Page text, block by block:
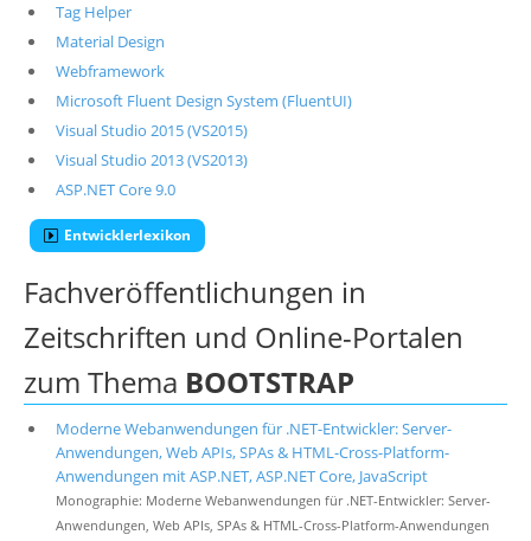
Tag Helper
Material Design
Webframework
Microsoft Fluent Design System (FluentUI)
Visual Studio 2015 (VS2015)
Visual Studio 2013 (VS2013)
ASP.NET Core 9.0
Entwicklerlexikon
Fachveröffentlichungen in
Zeitschriften und Online-Portalen
zum Thema BOOTSTRAP
Moderne Webanwendungen für .NET-Entwickler: Server-
Anwendungen, Web APIs, SPAs & HTML-Cross-Platform-
Anwendungen mit ASP.NET, ASP.NET Core, JavaScript
Monographie: Moderne Webanwendungen für .NET-Entwickler: Server-
Anwendungen, Web APIs, SPAs & HTML-Cross-Platform-Anwendungen